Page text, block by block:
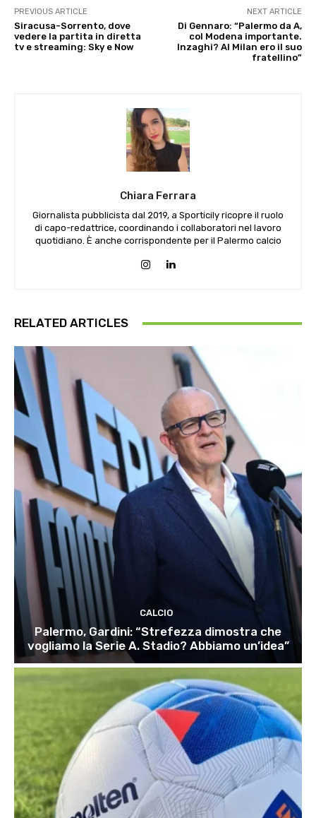
PREVIOUS ARTICLE
Siracusa-Sorrento, dove
vedere la partita in diretta
tv e streaming: Sky e Now
NEXT ARTICLE
Di Gennaro: “Palermo da A,
col Modena importante.
Inzaghi? Al Milan ero il suo
fratellino”
Chiara Ferrara
Giornalista pubblicista dal 2019, a Sporticily ricopre il ruolo
di capo-redattrice, coordinando i collaboratori nel lavoro
quotidiano. È anche corrispondente per il Palermo calcio
RELATED ARTICLES
CALCIO
Palermo, Gardini: “Strefezza dimostra che
vogliamo la Serie A. Stadio? Abbiamo un’idea”